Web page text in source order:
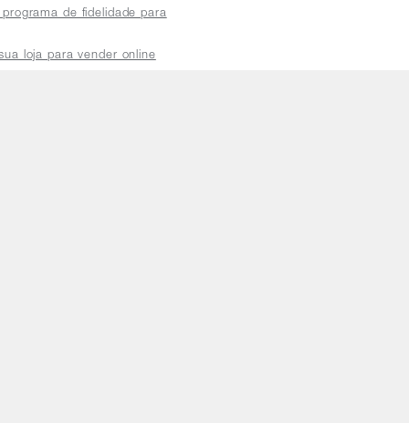
programa de fidelidade para
loja para vender online